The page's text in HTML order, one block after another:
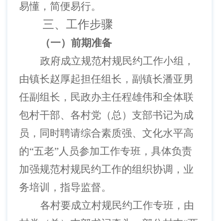
易懂，简便易行。
三、 工作步骤
（一） 前期准备
政府成立规范村规民约工作小组，
由镇长赵厚起担任组长，副镇长潘亚男
任副组长，民政办主任程雄伟和全体联
包村干部、各村党（总）支部书记为成
员，同时聘请综合素质强、文化水平高
的“五老”人员参加工作专班，具体负责
加强规范村规民约工作的组织协调，业
务培训，指导监督。
各村要成立村规民约工作专班，由